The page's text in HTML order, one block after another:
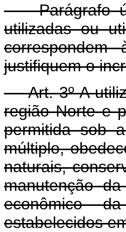
Parágrafo
utilizadas ou
correspondem
justifiquem o
Art. 3º A
região Norte e
permitida sob
múltiplo,
naturais,
manutenção
econômico
estabelecidos